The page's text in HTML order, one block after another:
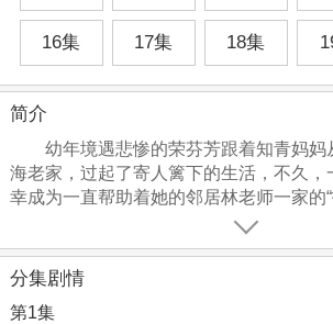
16集 17集 18集
简介
幼年境遇悲惨的荣芬芳跟着知青妈妈
海老家，过起了寄人篱下的生活，不久，
幸成为一直帮助着她的邻居林老师一家的
后，已经长大的芬芳偶然与林家兄弟重逢
重新交织在了一起。
分集剧情
第1集